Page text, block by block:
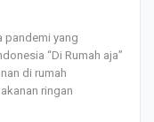
pandemi yang
“Di Rumah aja”
di rumah
ringan